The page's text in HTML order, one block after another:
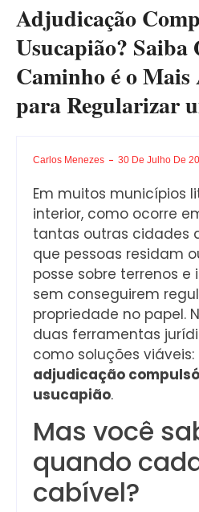
Adjudicação
Usucapião?
Caminho é o Mais
para Regularizar
Carlos Menezes 30 De Julho De
Em muitos municípios
interior, como ocorre
tantas outras cidades
que pessoas residam
posse sobre terrenos e
sem conseguirem
propriedade no papel.
duas ferramentas
como soluções viáveis:
adjudicação
usucapião.
Mas você
quando
cabível?